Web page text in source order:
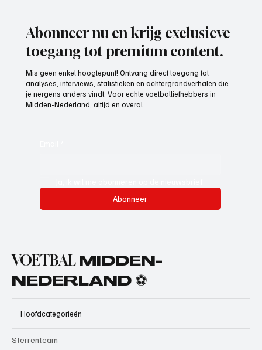
Abonneer nu en krijg exclusieve
toegang tot premium content.
Mis geen enkel hoogtepunt! Ontvang direct toegang tot
analyses, interviews, statistieken en achtergrondverhalen die
je nergens anders vindt. Voor echte voetballiefhebbers in
Midden-Nederland, altijd en overal.
Abonneer
VOETBAL MIDDEN-
NEDERLAND ⚽
Hoofdcategorieën
Sterrenteam